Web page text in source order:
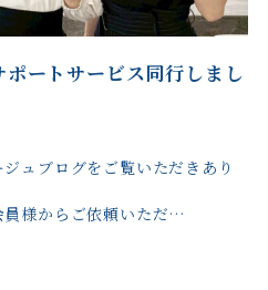
ートサービス同行しまし
ュブログをご覧いただきあり
員様からご依頼いただ…